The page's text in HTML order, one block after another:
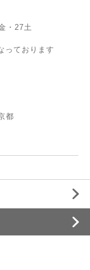
・27土
っております
都